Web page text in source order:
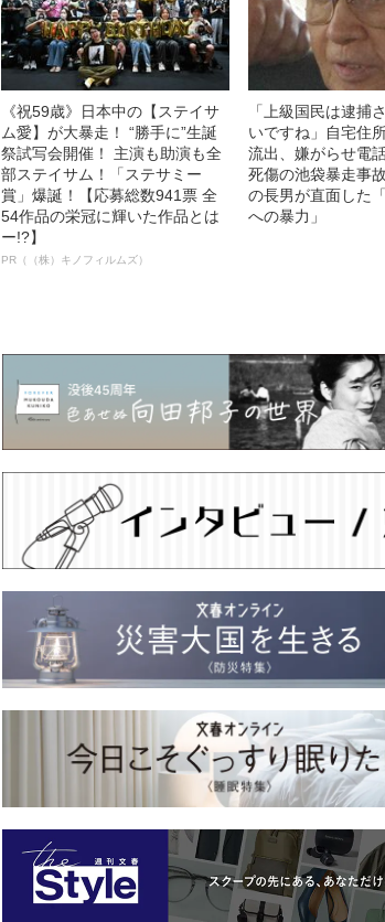
《祝59歳》日本中の【ステイサ
ム愛】が大暴走！ “勝手に”生誕
祭試写会開催！ 主演も助演も全
部ステイサム！「ステサミー
賞」爆誕！【応募総数941票 全
54作品の栄冠に輝いた作品とは
ー!?】
PR（（株）キノフィルムズ）
「上級国民は逮捕
いですね」自宅住
流出、嫌がらせ電
死傷の池袋暴走事
の長男が直面した
への暴力」